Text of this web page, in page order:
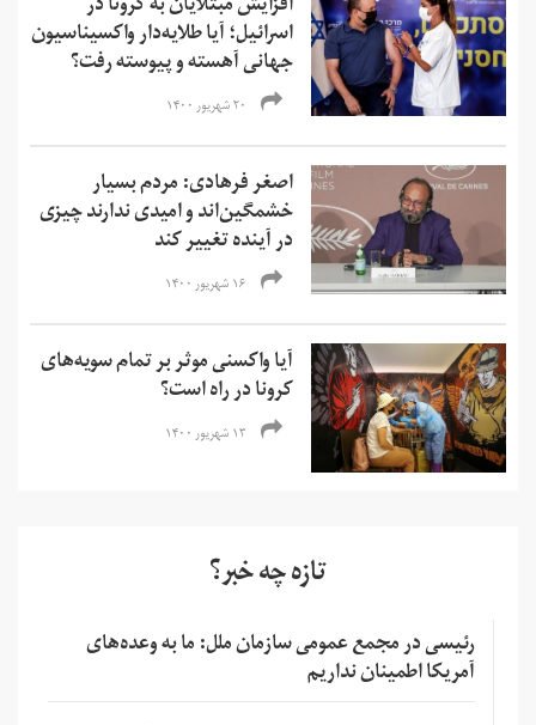
اسرائیل؛ آیا طلایه‌دار واکسیناسیون
جهانی آهسته و پیوسته رفت؟
۲۰ شهریور ۱۴۰۰
اصغر فرهادی: مردم بسیار
خشمگین‌‌اند و امیدی ندارند چیزی
در آینده تغییر کند
۱۶ شهریور ۱۴۰۰
آیا واکسنی موثر بر تمام سویه‌های
کرونا در راه است؟
۱۳ شهریور ۱۴۰۰
تازه چه خبر؟
رئیسی در مجمع عمومی سازمان ملل: ما به وعده‌های
آمریکا اطمینان نداریم